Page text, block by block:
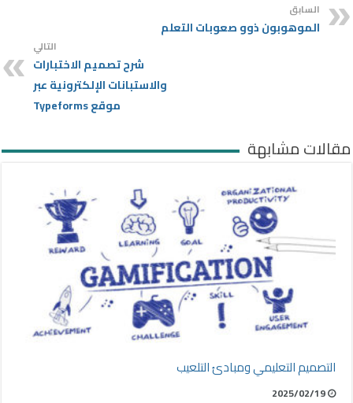
السابق
الموهوبون ذوو صعوبات التعلم
التالي
شرح تصميم الاختبارات
والاستبانات الإلكترونية عبر
موقع Typeforms
مقالات مشابهة
التصميم التعليمي ومبادئ التلعيب
2025/02/19